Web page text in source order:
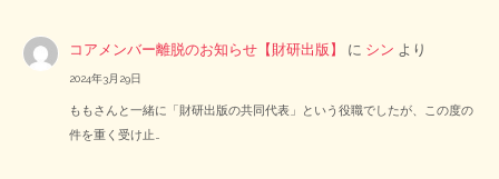
コアメンバー離脱のお知らせ【財研出版】 に シン より
2024年3月29日
ももさんと一緒に「財研出版の共同代表」という役職でしたが、この度の
件を重く受け止…